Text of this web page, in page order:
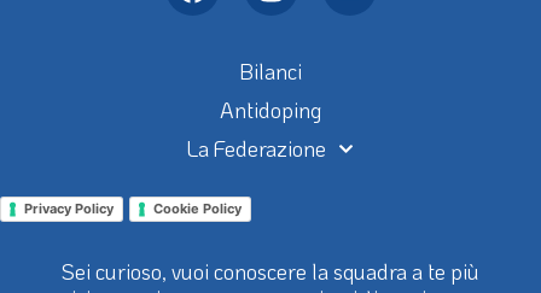
Bilanci
Antidoping
La Federazione
Privacy Policy Cookie Policy
Sei curioso, vuoi conoscere la squadra a te più